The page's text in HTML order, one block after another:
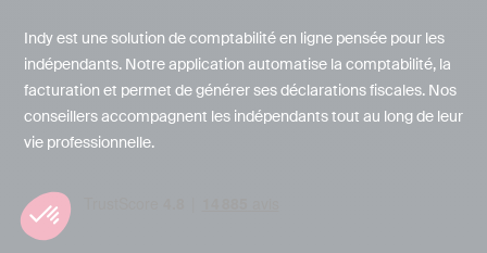
Indy est une solution de comptabilité en ligne pensée pour les
indépendants. Notre application automatise la comptabilité, la
facturation et permet de générer ses déclarations fiscales. Nos
conseillers accompagnent les indépendants tout au long de leur
vie professionnelle.